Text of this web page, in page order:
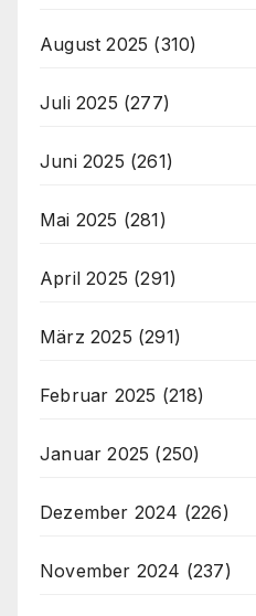
August 2025 (310)
Juli 2025 (277)
Juni 2025 (261)
Mai 2025 (281)
April 2025 (291)
März 2025 (291)
Februar 2025 (218)
Januar 2025 (250)
Dezember 2024 (226)
November 2024 (237)